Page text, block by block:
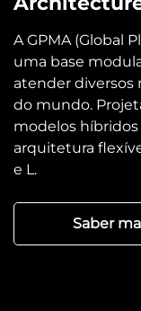
e L.
Saber